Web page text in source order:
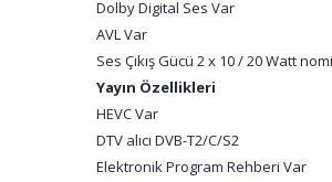
Dolby Digital Ses Var
AVL Var
Ses Çıkış Gücü 2 x 10 / 20 Watt
Yayın Özellikleri
HEVC Var
DTV alıcı DVB-T2/C/S2
Elektronik Program Rehberi Var